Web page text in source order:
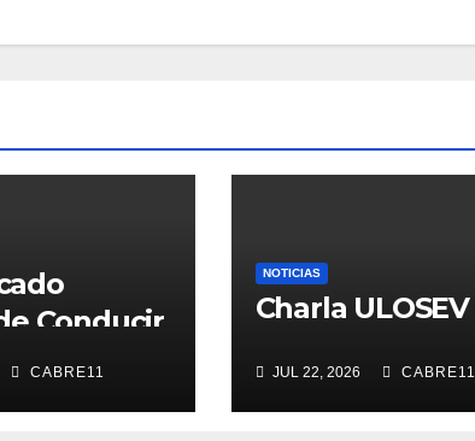
Conducir
CABRE11
NOTICIAS
Charla ULOSEV
JUL 22, 2026 CABRE11